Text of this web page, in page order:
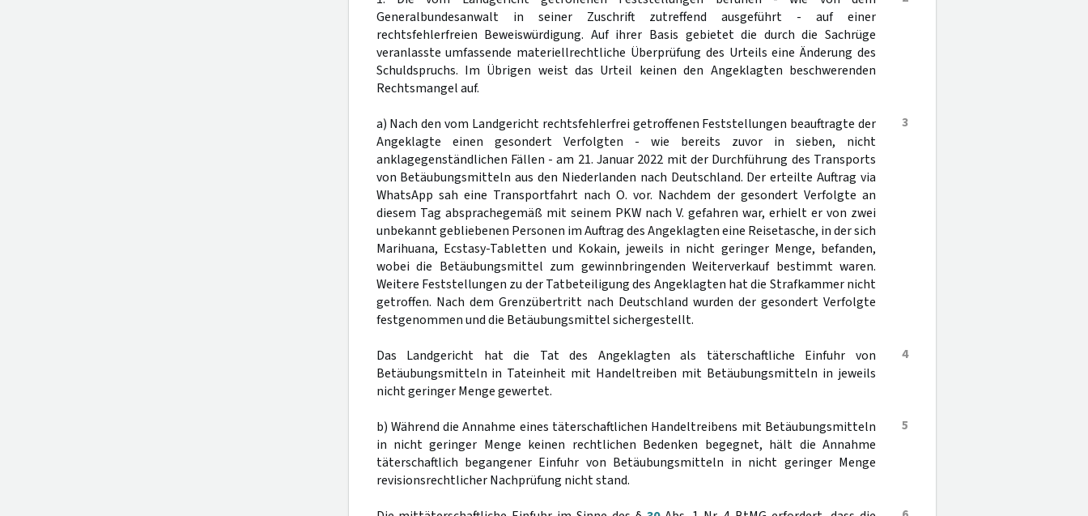
Generalbundesanwalt in seiner Zuschrift zutreffend ausgeführt - auf einer
rechtsfehlerfreien Beweiswürdigung. Auf ihrer Basis gebietet die durch die Sachrüge
veranlasste umfassende materiellrechtliche Überprüfung des Urteils eine Änderung des
Schuldspruchs. Im Übrigen weist das Urteil keinen den Angeklagten beschwerenden
Rechtsmangel auf.
3
a) Nach den vom Landgericht rechtsfehlerfrei getroffenen Feststellungen beauftragte der
Angeklagte einen gesondert Verfolgten - wie bereits zuvor in sieben, nicht
anklagegenständlichen Fällen - am 21. Januar 2022 mit der Durchführung des Transports
von Betäubungsmitteln aus den Niederlanden nach Deutschland. Der erteilte Auftrag via
WhatsApp sah eine Transportfahrt nach O. vor. Nachdem der gesondert Verfolgte an
diesem Tag absprachegemäß mit seinem PKW nach V. gefahren war, erhielt er von zwei
unbekannt gebliebenen Personen im Auftrag des Angeklagten eine Reisetasche, in der sich
Marihuana, Ecstasy-Tabletten und Kokain, jeweils in nicht geringer Menge, befanden,
wobei die Betäubungsmittel zum gewinnbringenden Weiterverkauf bestimmt waren.
Weitere Feststellungen zu der Tatbeteiligung des Angeklagten hat die Strafkammer nicht
getroffen. Nach dem Grenzübertritt nach Deutschland wurden der gesondert Verfolgte
festgenommen und die Betäubungsmittel sichergestellt.
4
Das Landgericht hat die Tat des Angeklagten als täterschaftliche Einfuhr von
Betäubungsmitteln in Tateinheit mit Handeltreiben mit Betäubungsmitteln in jeweils
nicht geringer Menge gewertet.
5
b) Während die Annahme eines täterschaftlichen Handeltreibens mit Betäubungsmitteln
in nicht geringer Menge keinen rechtlichen Bedenken begegnet, hält die Annahme
täterschaftlich begangener Einfuhr von Betäubungsmitteln in nicht geringer Menge
revisionsrechtlicher Nachprüfung nicht stand.